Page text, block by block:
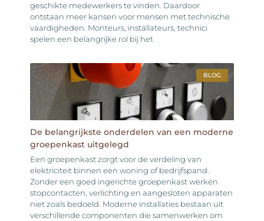
geschikte medewerkers te vinden. Daardoor
ontstaan meer kansen voor mensen met technische
vaardigheden. Monteurs, installateurs, technici
spelen een belangrijke rol bij het
BLOG
De belangrijkste onderdelen van een moderne
groepenkast uitgelegd
Een groepenkast zorgt voor de verdeling van
elektriciteit binnen een woning of bedrijfspand.
Zonder een goed ingerichte groepenkast werken
stopcontacten, verlichting en aangesloten apparaten
niet zoals bedoeld. Moderne installaties bestaan uit
verschillende componenten die samenwerken om